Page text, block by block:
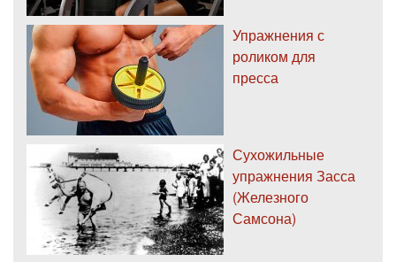
Упражнения с
роликом для
пресса
Сухожильные
упражнения Засса
(Железного
Самсона)